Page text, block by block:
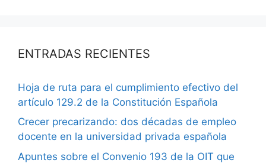
ENTRADAS RECIENTES
Hoja de ruta para el cumplimiento efectivo del
artículo 129.2 de la Constitución Española
Crecer precarizando: dos décadas de empleo
docente en la universidad privada española
Apuntes sobre el Convenio 193 de la OIT que